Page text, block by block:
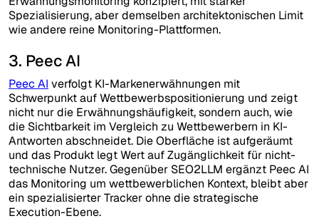
Spezialisierung, aber demselben architektonischen Limit
wie andere reine Monitoring-Plattformen.
3. Peec AI
Peec AI verfolgt KI-Markenerwähnungen mit
Schwerpunkt auf Wettbewerbspositionierung und zeigt
nicht nur die Erwähnungshäufigkeit, sondern auch, wie
die Sichtbarkeit im Vergleich zu Wettbewerbern in KI-
Antworten abschneidet. Die Oberfläche ist aufgeräumt
und das Produkt legt Wert auf Zugänglichkeit für nicht-
technische Nutzer. Gegenüber SEO2LLM ergänzt Peec AI
das Monitoring um wettbewerblichen Kontext, bleibt aber
ein spezialisierter Tracker ohne die strategische
Execution-Ebene.